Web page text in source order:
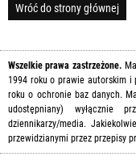
Wróć do strony głównej
Wszelkie prawa zastrzeżone.
1994 roku o prawie autorskim i
roku o ochronie baz danych.
udostępniany) wyłącznie
dziennikarzy/media.
przewidzianymi przez przepisy